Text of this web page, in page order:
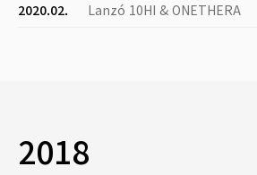
2020.02.
Lanzó 10HI & ONETHERA
2018